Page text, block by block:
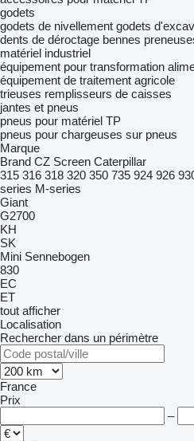
godets
godets de nivellement godets
dents de déroctage bennes
matériel industriel
équipement pour transformation
équipement de traitement agricole
trieuses remplisseurs de caisses
jantes et pneus
pneus pour matériel TP
pneus pour chargeuses sur pneus
Marque
Brand CZ Screen Caterpillar
315 316 318 320 350 735 924 926
series M-series
Giant
G2700
KH
SK
Mini Sennebogen
830
EC
ET
tout afficher
Localisation
Rechercher dans un périmètre
France
Prix
–